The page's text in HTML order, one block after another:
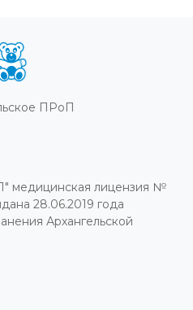
ПРоП
медицинская лицензия №
28.06.2019 года
Архангельской